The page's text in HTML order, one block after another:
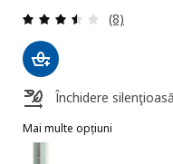
Evaluare:
(8)
Închidere silenţioasă
Mai multe opțiuni
SMÅSTAD / PLATSA
Opțiune: SMÅSTAD /